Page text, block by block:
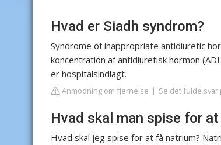
Hvad er Siadh syndrom?
Syndrome of inappropriate antidiuretic
koncentration af antidiuretisk hormon
er hospitalsindlagt.
Anmodning om fjernelse Se det fulde
Hvad skal man spise for
Hvad skal jeg spise for at få natrium?